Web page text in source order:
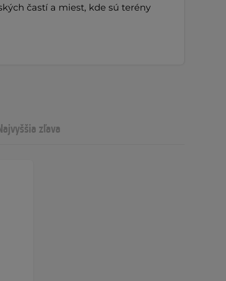
častí a miest, kde sú terény
zľava